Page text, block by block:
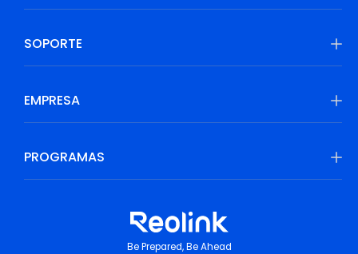
SOPORTE
EMPRESA
PROGRAMAS
Be Prepared, Be Ahead